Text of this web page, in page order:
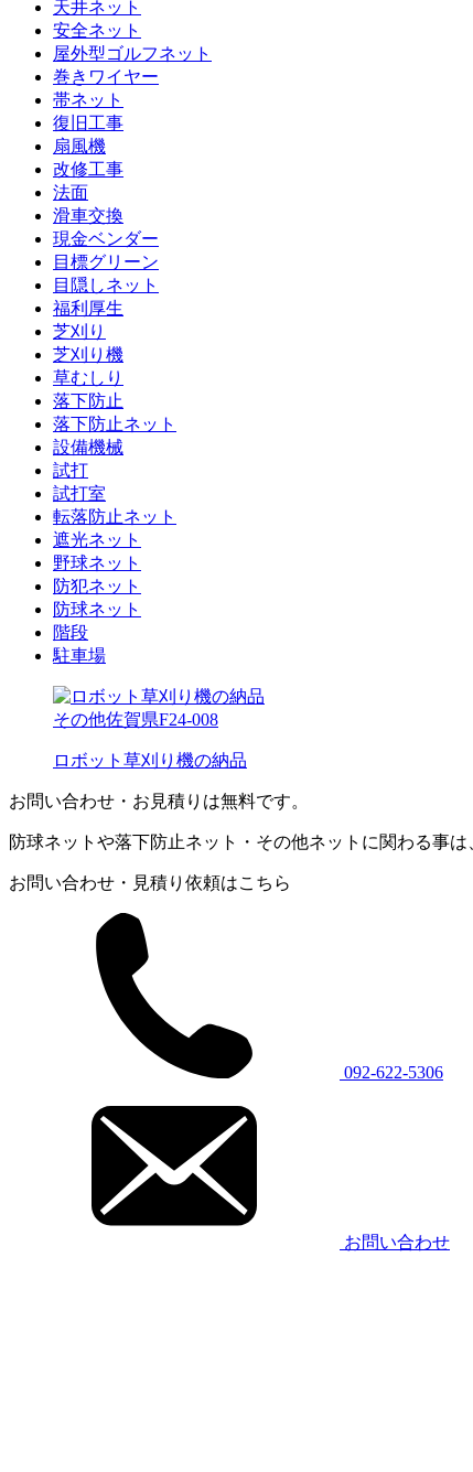
天井ネット
安全ネット
屋外型ゴルフネット
巻きワイヤー
帯ネット
復旧工事
扇風機
改修工事
法面
滑車交換
現金ベンダー
目標グリーン
目隠しネット
福利厚生
芝刈り
芝刈り機
草むしり
落下防止
落下防止ネット
設備機械
試打
試打室
転落防止ネット
遮光ネット
野球ネット
防犯ネット
防球ネット
階段
駐車場
その他佐賀県F24-008
ロボット草刈り機の納品
お問い合わせ・お見積りは無料です。
防球ネットや落下防止ネット・その他ネットに関わる事は
お問い合わせ・見積り依頼はこちら
092-622-5306
お問い合わせ